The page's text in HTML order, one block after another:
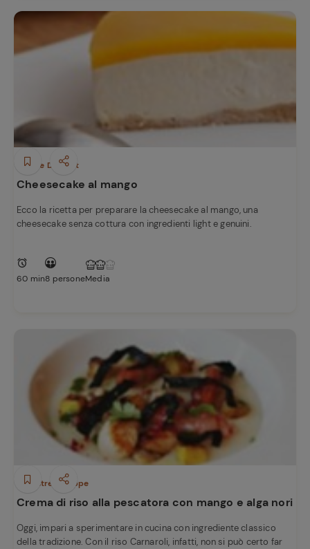
Dolci e Dessert
Cheesecake al mango
Ecco la ricetta per preparare la cheesecake al mango, una
cheesecake senza cottura con ingredienti light e genuini.
60 min8 personeMedia
Minestre e Zuppe
Crema di riso alla pescatora con mango e alga nori
Oggi, impari a sperimentare in cucina con ingrediente classico
della tradizione. Con il riso Carnaroli, infatti, non si può certo far